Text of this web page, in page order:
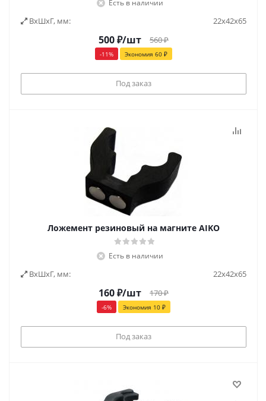
Есть в наличии
ВxШxГ, мм: 22x42x65
500₽/шт 560₽
-11% Экономия 60 ₽
Под заказ
Ложемент резиновый на магните AIKO
Есть в наличии
ВxШxГ, мм: 22x42x65
160₽/шт 170₽
-6% Экономия 10 ₽
Под заказ